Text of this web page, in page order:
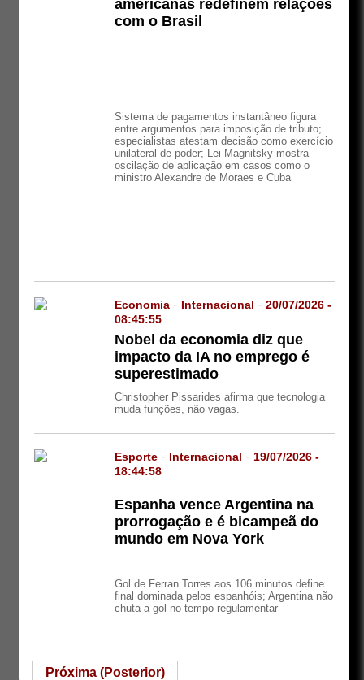
americanas redefinem relações
com o Brasil
Sistema de pagamentos instantâneo figura
entre argumentos para imposição de tributo;
especialistas atestam decisão como exercício
unilateral de poder; Lei Magnitsky mostra
oscilação de aplicação em casos como o
ministro Alexandre de Moraes e Cuba
Economia - Internacional -20/07/2026 -
08:45:55
Nobel da economia diz que
impacto da IA no emprego é
superestimado
Christopher Pissarides afirma que tecnologia
muda funções, não vagas.
Esporte - Internacional - 19/07/2026 -
18:44:58
Espanha vence Argentina na
prorrogação e é bicampeã do
mundo em Nova York
Gol de Ferran Torres aos 106 minutos define
final dominada pelos espanhóis; Argentina não
chuta a gol no tempo regulamentar
Próxima (Posterior)